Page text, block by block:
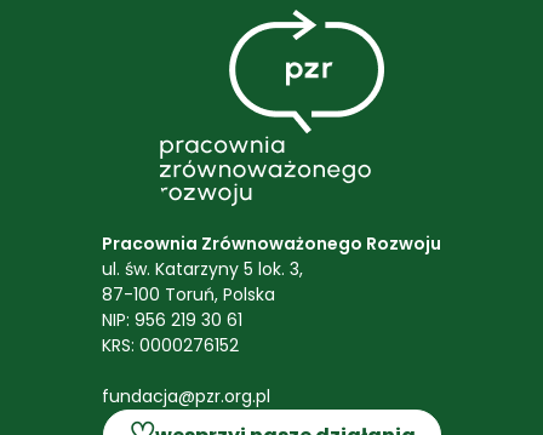
Pracownia Zrównoważonego Rozwoju
ul. św. Katarzyny 5 lok. 3,
87-100 Toruń, Polska
NIP: 956 219 30 61
KRS: 0000276152
fundacja@pzr.org.pl